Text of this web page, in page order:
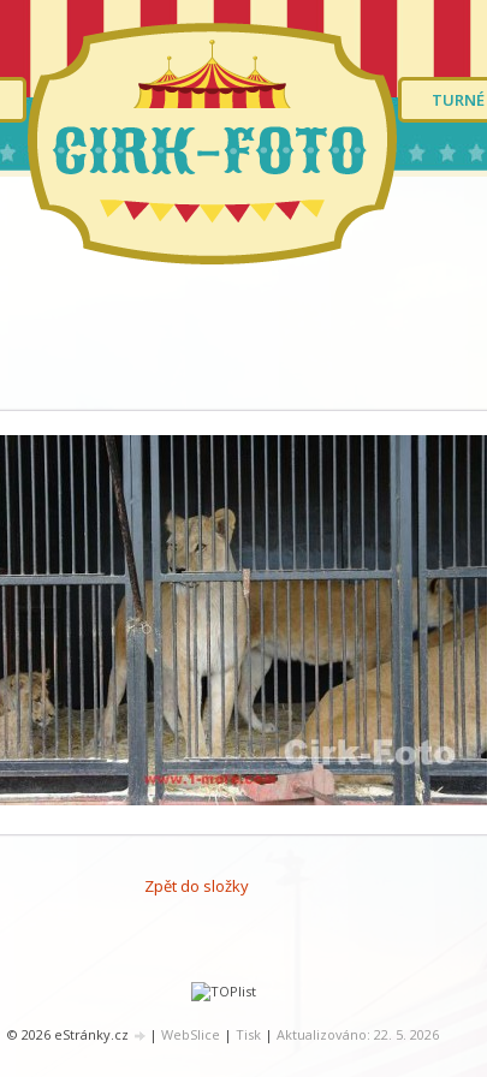
TURNÉ
Zpět do složky
© 2026 eStránky.cz | WebSlice | Tisk | Aktualizováno: 22. 5. 2026